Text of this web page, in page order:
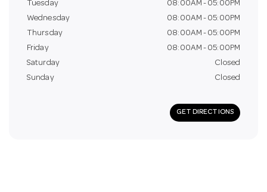
Tuesday
08:00AM - 05:00PM
Wednesday
08:00AM - 05:00PM
Thursday
08:00AM - 05:00PM
Friday
08:00AM - 05:00PM
Saturday
Closed
Sunday
Closed
GET DIRECTIONS